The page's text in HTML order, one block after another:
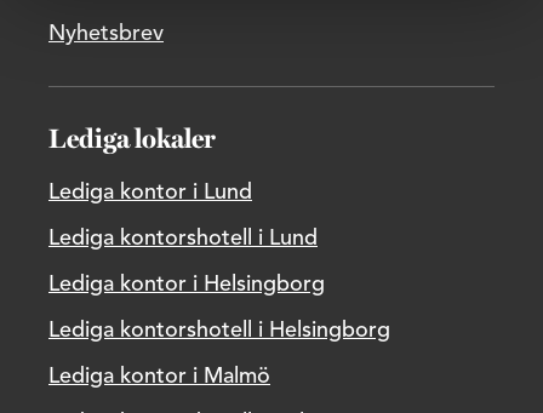
Nyhetsbrev
Lediga lokaler
Lediga kontor i Lund
Lediga kontorshotell i Lund
Lediga kontor i Helsingborg
Lediga kontorshotell i Helsingborg
Lediga kontor i Malmö